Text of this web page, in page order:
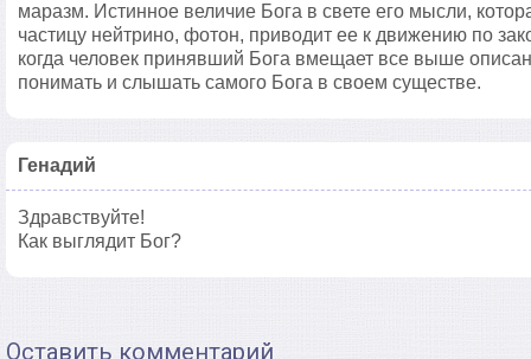
маразм. Истинное величие Бога в свете его мысли,
частицу нейтрино, фотон, приводит ее к движению по
когда человек принявший Бога вмещает все выше
понимать и слышать самого Бога в своем существе.
Генадий
Здравствуйте!
Как выглядит Бог?
Оставить комментарий